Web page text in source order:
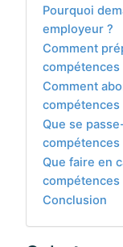
Pourquoi
employeur ?
Comment
compétences
Comment
compétences
Que se
compétences
Que faire en
compétences
Conclusion